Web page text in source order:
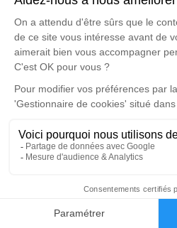
Faire-part
d'expression dédié à honorer
GARCIN.
Un service de plantation
disponible ici.
Cérémonie
Eglise de Ruy Place de
38300 Ruy-Montceau